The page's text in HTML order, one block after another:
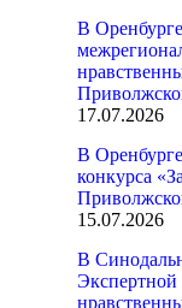
В
17.07.2026
В
конкурса
15.07.2026
В
Экспертной